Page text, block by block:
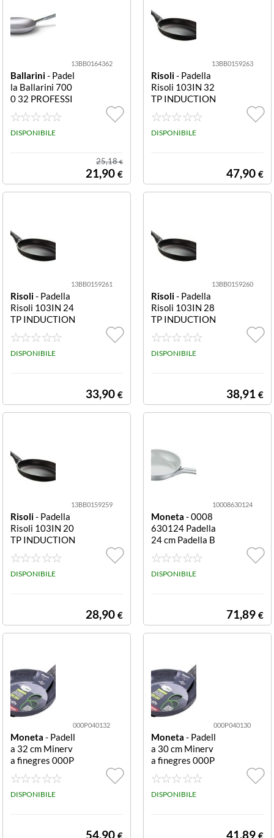
13BB0164362
Ballarini- Padel
la Ballarini 700
0 32 PROFESSI
ONALE SERIE 7
000 Silver natur
ale
DISPONIBILE
25,18€
21,90 €
13BB0159263
Risoli- Padella
Risoli 103IN 32
TP INDUCTION
Nero
DISPONIBILE
47,90 €
13BB0159261
Risoli- Padella
Risoli 103IN 24
TP INDUCTION
Nero
DISPONIBILE
33,90 €
13BB0159260
Risoli- Padella
Risoli 103IN 28
TP INDUCTION
Nero
DISPONIBILE
38,91 €
13BB0159259
Risoli- Padella
Risoli 103IN 20
TP INDUCTION
Nero
DISPONIBILE
28,90 €
10008630124
Moneta - 0008
630124 Padella
24 cm Padella B
erndes antiader
ente diamentro
24 cm, antiader
OL A, adatta ad
DISPONIBILE
71,89 €
000P040132
Moneta - Padell
a 32 cm Minerv
a finegres 000P
040132 Padella
serie minerva di
amentro 32 cm,
DISPONIBILE
54,90 €
000P040130
Moneta - Padell
a 30 cm Minerv
a finegres 000P
040130 Padella
serie minerva di
amentro 30 cm,
DISPONIBILE
41,89 €